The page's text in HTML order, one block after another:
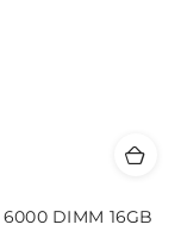
DIMM 16GB